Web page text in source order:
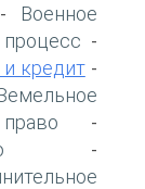
Военное
-
кредит-
-
-